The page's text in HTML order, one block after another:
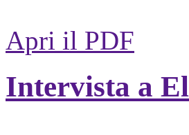
Apri il PDF
Intervista a